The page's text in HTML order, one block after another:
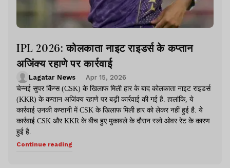
IPL 2026: कोलकाता नाइट राइडर्स के कप्तान
अजिंक्य रहाणे पर कार्रवाई
Lagatar News
Apr 15, 2026
चेन्नई सुपर किंग्स (CSK) के खिलाफ मिली हार के बाद कोलकाता नाइट राइडर्स
(KKR) के कप्तान अजिंक्य रहाणे पर बड़ी कार्रवाई की गई है. हालांकि, ये
कार्रवाई उनकी कप्तानी में CSK के खिलाफ मिली हार को लेकर नहीं हुई है. ये
कार्रवाई CSK और KKR के बीच हुए मुकाबले के दौरान स्लो ओवर रेट के कारण
हुई है.
Continue reading